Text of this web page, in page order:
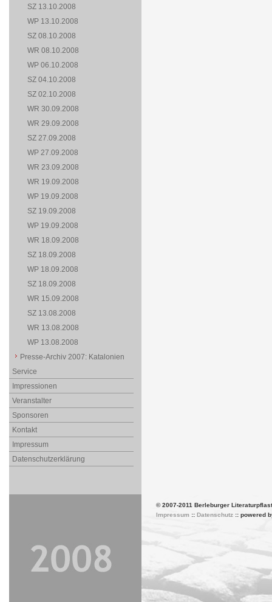
SZ 13.10.2008
WP 13.10.2008
SZ 08.10.2008
WR 08.10.2008
WP 06.10.2008
SZ 04.10.2008
SZ 02.10.2008
WR 30.09.2008
WR 29.09.2008
SZ 27.09.2008
WP 27.09.2008
WR 23.09.2008
WR 19.09.2008
WP 19.09.2008
SZ 19.09.2008
WP 19.09.2008
WR 18.09.2008
SZ 18.09.2008
WP 18.09.2008
SZ 18.09.2008
WR 15.09.2008
SZ 13.08.2008
WR 13.08.2008
WP 13.08.2008
Presse-Archiv 2007: Katalonien
Service
Impressionen
Veranstalter
Sponsoren
Kontakt
Impressum
Datenschutzerklärung
© 2007-2011 Berleburger
Impressum:: Datenschutz:: powered